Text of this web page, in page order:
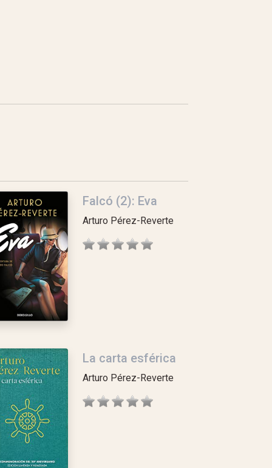
Falcó (2): Eva
Arturo Pérez-Reverte
La carta esférica
Arturo Pérez-Reverte